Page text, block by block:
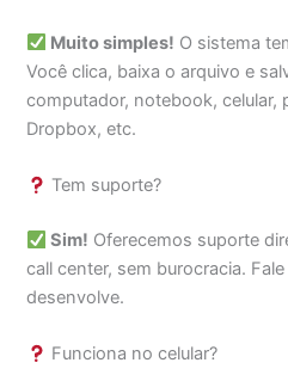
Muito simples! O sistema
Você clica, baixa o arquivo e
computador, notebook, celular,
Dropbox, etc.
Tem suporte?
Sim! Oferecemos suporte
call center, sem burocracia.
desenvolve.
Funciona no celular?